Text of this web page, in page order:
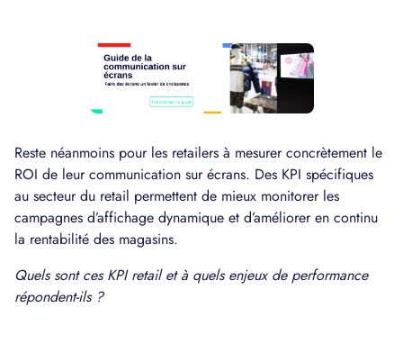
Reste néanmoins pour les retailers à mesurer concrètement le
ROI de leur communication sur écrans. Des KPI spécifiques
au secteur du retail permettent de mieux monitorer les
campagnes d’affichage dynamique et d’améliorer en continu
la rentabilité des magasins.
Quels sont ces KPI retail et à quels enjeux de performance
répondent-ils ?